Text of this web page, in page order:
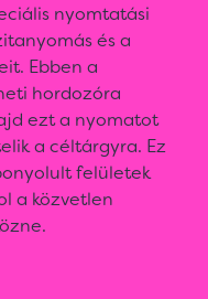
nyomtatási
és a
Ebben a
hordozóra
ezt a nyomatot
a céltárgyra. Ez
felületek
a közvetlen